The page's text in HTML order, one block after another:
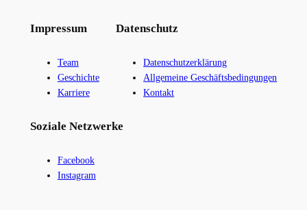
Impressum
Team
Geschichte
Karriere
Datenschutz
Datenschutzerklärung
Allgemeine Geschäftsbedingungen
Kontakt
Soziale Netzwerke
Facebook
Instagram